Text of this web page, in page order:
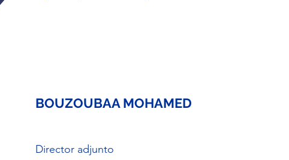
BOUZOUBAA MOHAMED
Director adjunto